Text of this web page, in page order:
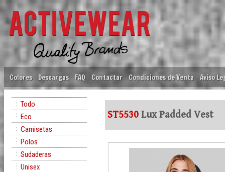
Colores Descargas FAQ Contactar Condiciones de Venta Aviso
Todo
Eco
Camisetas
Polos
Sudaderas
Unisex
ST5530 Lux Padded Vest